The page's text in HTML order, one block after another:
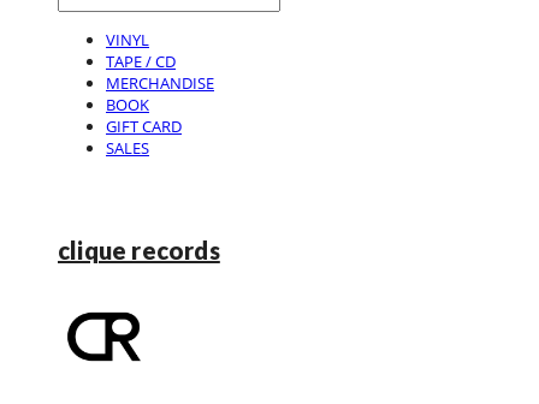
VINYL
TAPE / CD
MERCHANDISE
BOOK
GIFT CARD
SALES
clique records